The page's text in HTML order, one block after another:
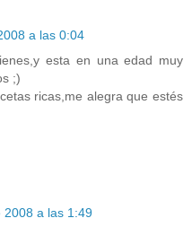
a las 0:04
esta en una edad muy
;)
ricas,me alegra que estés
2008 a las 1:49